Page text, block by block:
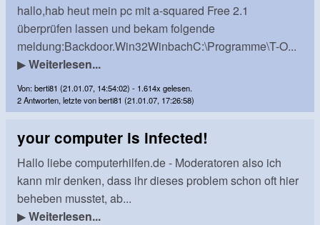
hallo,hab heut mein pc mit a-squared Free 2.1
überprüfen lassen und bekam folgende
meldung:Backdoor.Win32WinbachC:\Programme\T-O...
▶Weiterlesen...
Von: berti81 (21.01.07, 14:54:02) - 1.614x gelesen.
2 Antworten, letzte von berti81 (21.01.07, 17:26:58)
your computer is infected!
Hallo liebe computerhilfen.de - Moderatoren also ich
kann mir denken, dass ihr dieses problem schon oft hier
beheben musstet, ab...
▶Weiterlesen...